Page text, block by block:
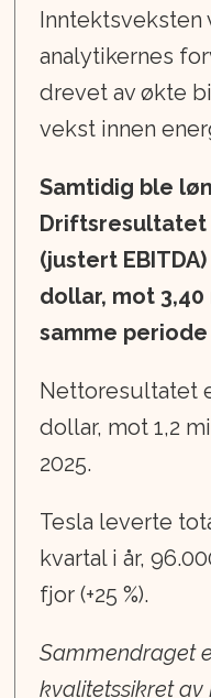
Inntektsveksten
analytikernes
drevet av økte
vekst innen
Samtidig ble
Driftsresultatet
(justert
dollar, mot
samme
Nettoresultatet
dollar, mot 1,2
2025.
Tesla leverte
kvartal i år,
fjor (+25 %).
Sammendraget
kvalitetssikret av